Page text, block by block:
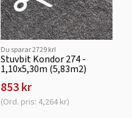
Du sparar 2729 kr!
Stuvbit Kondor 274 -
1,10x5,30m (5,83m2)
853 kr
(Ord. pris: 4,264 kr)